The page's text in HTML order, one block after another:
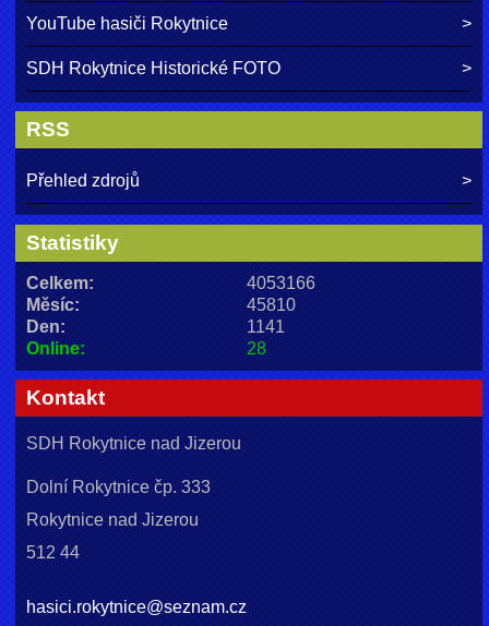
YouTube hasiči Rokytnice
SDH Rokytnice Historické FOTO
RSS
Přehled zdrojů
Statistiky
Online: 28
Celkem:
4053166
Měsíc:
45810
Den:
1141
Kontakt
SDH Rokytnice nad Jizerou
Dolní Rokytnice čp. 333
Rokytnice nad Jizerou
512 44
hasici.rokytnice@seznam.cz